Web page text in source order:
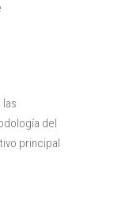
las
del
principal